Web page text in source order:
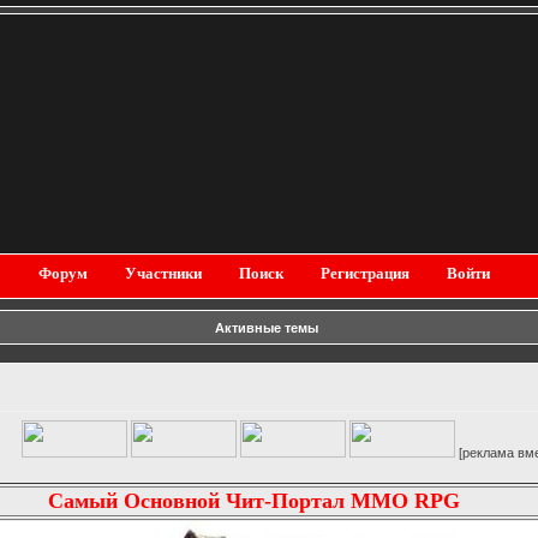
Форум Участники Поиск Регистрация Войти
Активные темы
[реклама вместо
Самый Основной Чит-Портал MMO RPG